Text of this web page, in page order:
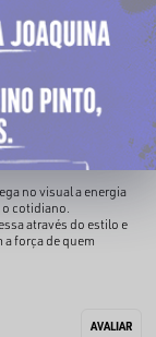
no visual a energia
o cotidiano.
através do estilo e
força de quem